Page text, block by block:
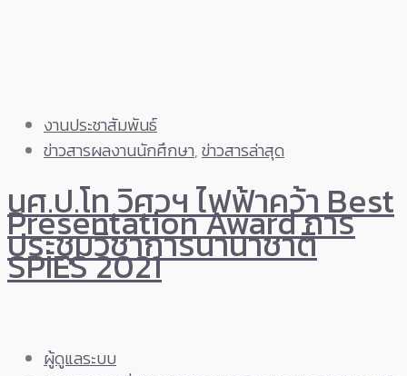
งานประชาสัมพันธ์
ข่าวสารผลงานนักศึกษา,ข่าวสารล่าสุด
นศ.ป.โท วิศวฯ ไฟฟ้าคว้า Best
Presentation Award การ
ประชุมวิชาการนานาชาติ
SPIES 2021
ผู้ดูแลระบบ